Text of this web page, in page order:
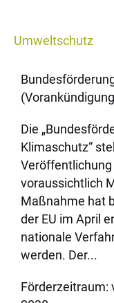
Umweltschutz
Die
Klimaschutz“
Veröffentlichung
voraussichtlich
Maßnahme hat
der EU im April
nationale
werden. Der...
Förderzeitraum: